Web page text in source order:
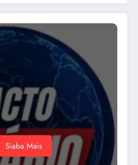
preparo dos
estabelecimentos para
acolher autistas
Siaba Mais